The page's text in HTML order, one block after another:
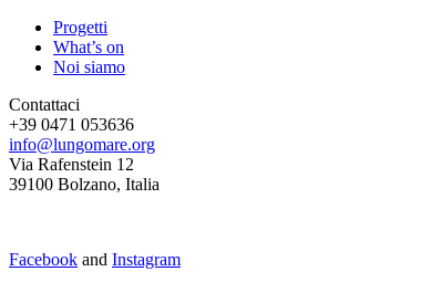
Progetti
What’s on
Noi siamo
Contattaci
+39 0471 053636
info@lungomare.org
Via Rafenstein 12
39100 Bolzano, Italia
Facebook and Instagram